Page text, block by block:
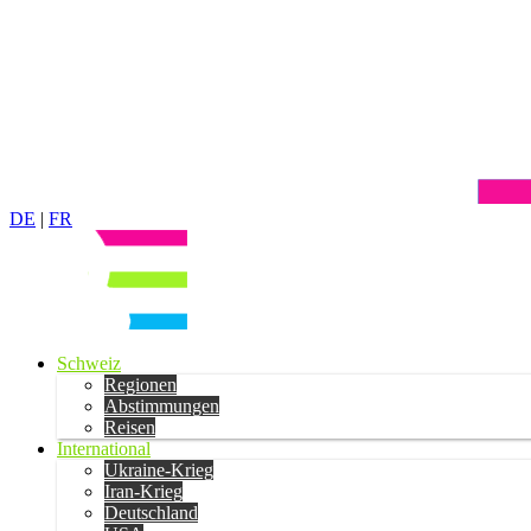
DE | FR
Schweiz
Regionen
Abstimmungen
Reisen
International
Ukraine-Krieg
Iran-Krieg
Deutschland